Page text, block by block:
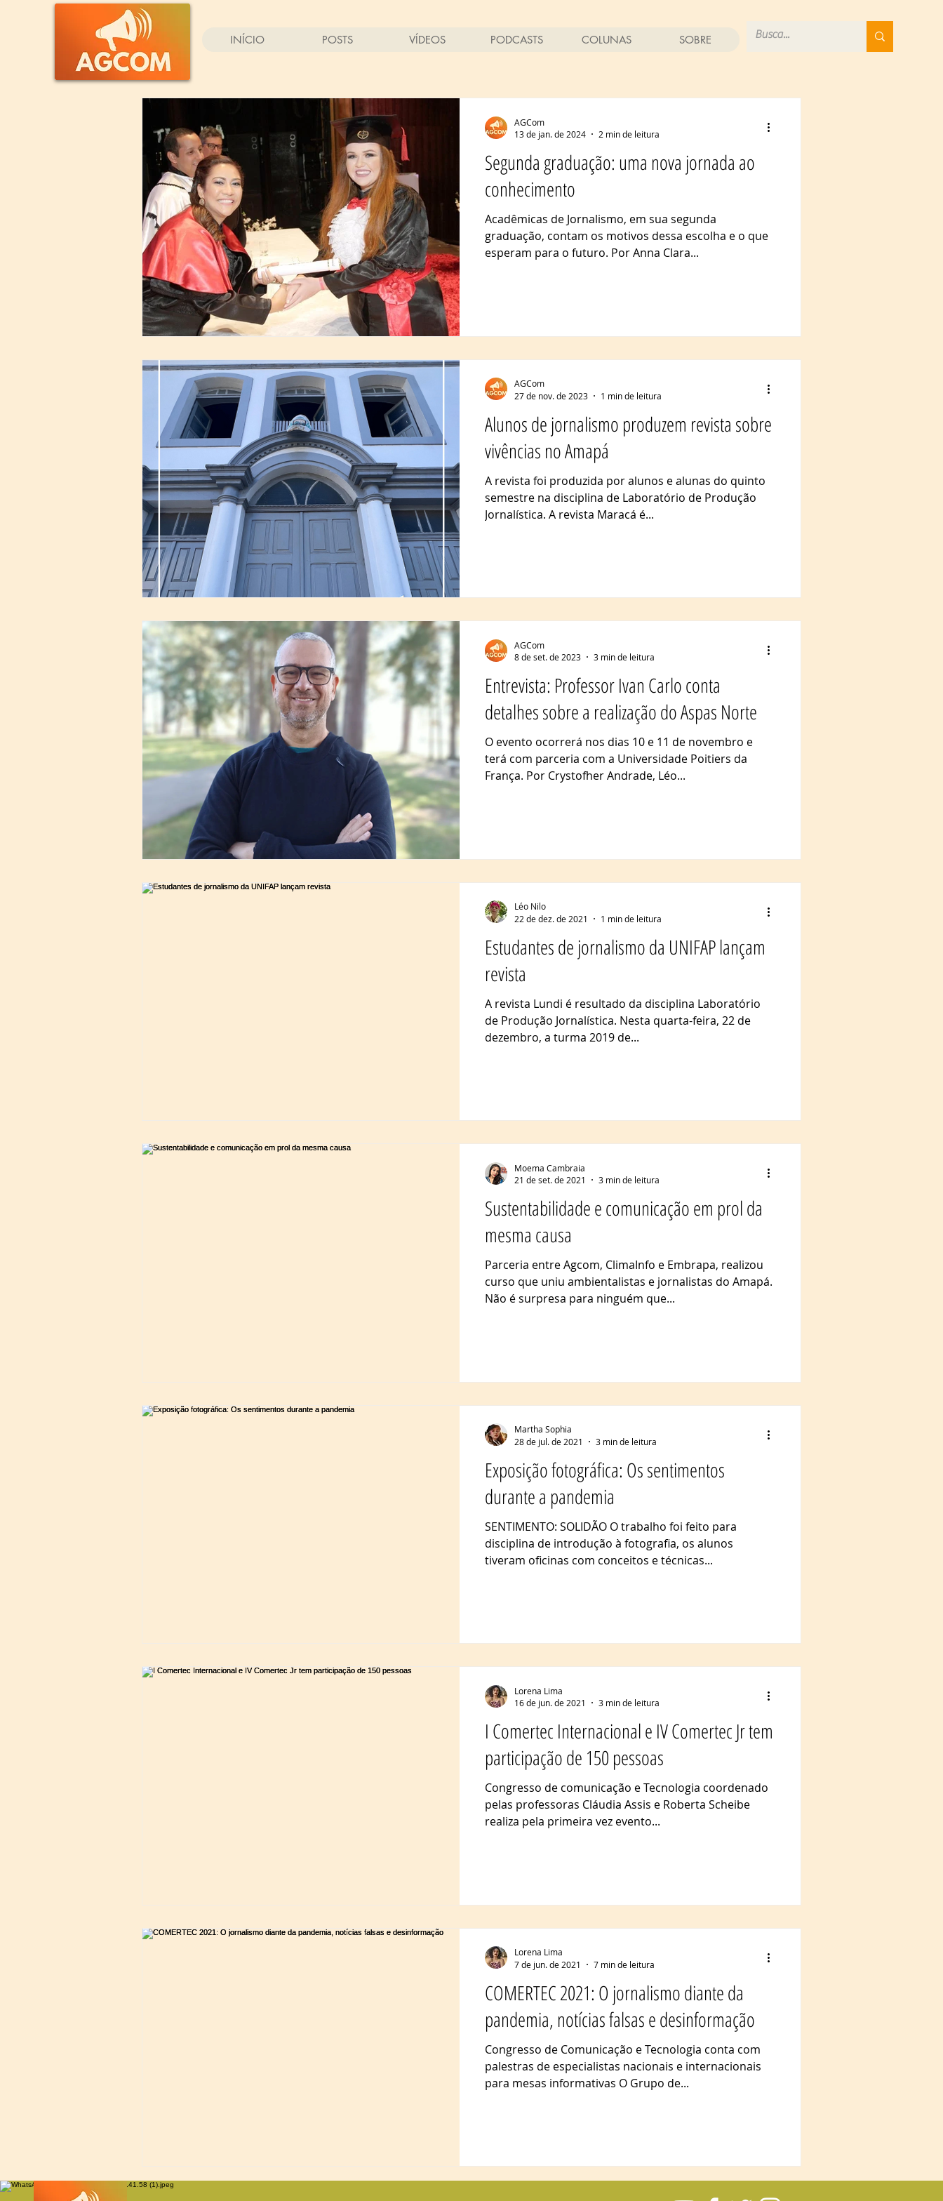
INÍCIO POSTS VÍDEOS PODCASTS COLUNAS SOBRE
Segunda graduação: uma nova jornada ao
conhecimento
Acadêmicas de Jornalismo, em sua segunda
graduação, contam os motivos dessa escolha e o que
esperam para o futuro. Por Anna Clara...
AGCom
13 de jan. de 2024
2 min de leitura
Alunos de jornalismo produzem revista sobre
vivências no Amapá
A revista foi produzida por alunos e alunas do quinto
semestre na disciplina de Laboratório de Produção
Jornalística. A revista Maracá é...
AGCom
27 de nov. de 2023
1 min de leitura
Entrevista: Professor Ivan Carlo conta
detalhes sobre a realização do Aspas Norte
O evento ocorrerá nos dias 10 e 11 de novembro e
terá com parceria com a Universidade Poitiers da
França. Por Crystofher Andrade, Léo...
AGCom
8 de set. de 2023
3 min de leitura
Estudantes de jornalismo da UNIFAP lançam
revista
A revista Lundi é resultado da disciplina Laboratório
de Produção Jornalística. Nesta quarta-feira, 22 de
dezembro, a turma 2019 de...
Léo Nilo
22 de dez. de 2021
1 min de leitura
Sustentabilidade e comunicação em prol da
mesma causa
Parceria entre Agcom, ClimaInfo e Embrapa, realizou
curso que uniu ambientalistas e jornalistas do Amapá.
Não é surpresa para ninguém que...
Moema Cambraia
21 de set. de 2021
3 min de leitura
Exposição fotográfica: Os sentimentos
durante a pandemia
SENTIMENTO: SOLIDÃO O trabalho foi feito para
disciplina de introdução à fotografia, os alunos
tiveram oficinas com conceitos e técnicas...
Martha Sophia
28 de jul. de 2021
3 min de leitura
I Comertec Internacional e IV Comertec Jr tem
participação de 150 pessoas
Congresso de comunicação e Tecnologia coordenado
pelas professoras Cláudia Assis e Roberta Scheibe
realiza pela primeira vez evento...
Lorena Lima
16 de jun. de 2021
3 min de leitura
COMERTEC 2021: O jornalismo diante da
pandemia, notícias falsas e desinformação
Congresso de Comunicação e Tecnologia conta com
palestras de especialistas nacionais e internacionais
para mesas informativas O Grupo de...
Lorena Lima
7 de jun. de 2021
7 min de leitura